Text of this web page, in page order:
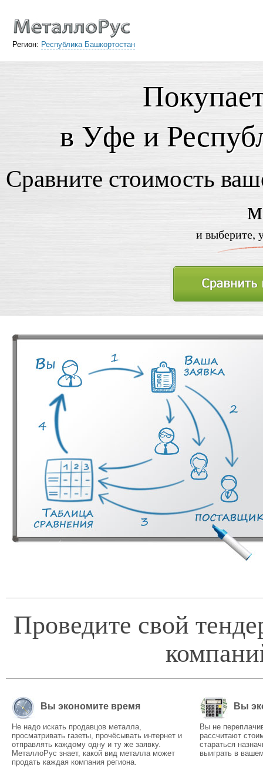
Регион: Республика Башкортостан
в Уфе и
Сравните стоимость
и выберите,
Проведите свой
Вы экономите время
Не надо искать продавцов металла,
просматривать газеты, прочёсывать интернет и
отправлять каждому одну и ту же заявку.
МеталлоРус знает, какой вид металла может
продать каждая компания региона.
Вы
Вы не
рассчитают
стараться
выиграть в